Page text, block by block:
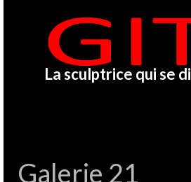
La sculptrice qui se
Galerie 21